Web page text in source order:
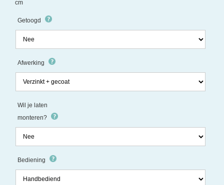
cm
Getoogd
Afwerking
Wil je laten
monteren?
Bediening